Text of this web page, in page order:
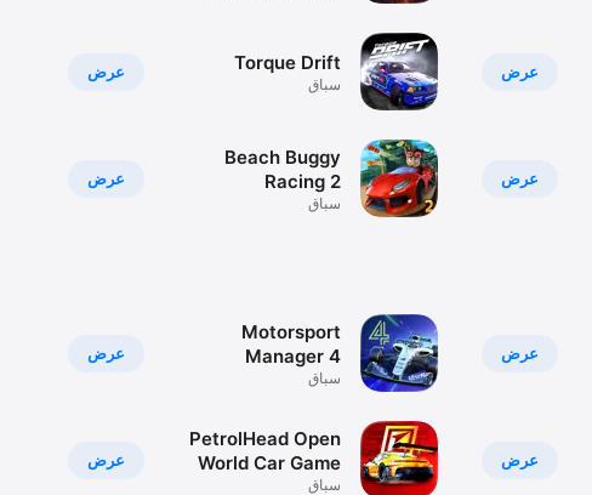
عرض
عرض
عرض Torque Drift
سباق
عرض
Beach Buggy
Racing 2
سباق
عرض
عرض
عرض
Motorsport
Manager 4
سباق
عرض
PetrolHead Open
World Car Game
سباق